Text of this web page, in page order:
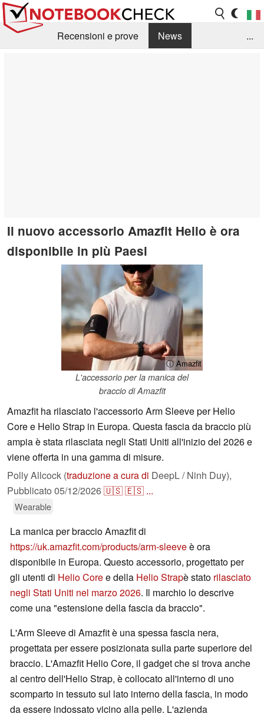
Recensioni e prove
News
...
Il nuovo accessorio Amazfit Helio è ora
disponibile in più Paesi
ⓘ Amazfit
L'accessorio per la manica del
braccio di Amazfit
Amazfit ha rilasciato l'accessorio Arm Sleeve per Helio
Core e Helio Strap in Europa. Questa fascia da braccio più
ampia è stata rilasciata negli Stati Uniti all'inizio del 2026 e
viene offerta in una gamma di misure.
Polly Allcock (traduzione a cura di DeepL / Ninh Duy),
Pubblicato 05/12/2026🇺🇸🇪🇸 ...
Wearable
La manica per braccio Amazfit di
https://uk.amazfit.com/products/arm-sleeveè ora
disponibile in Europa. Questo accessorio, progettato per
gli utenti di Helio Coree della Helio Strapè stato rilasciato
negli Stati Uniti nel marzo 2026. Il marchio lo descrive
come una "estensione della fascia da braccio".
L'Arm Sleeve di Amazfit è una spessa fascia nera,
progettata per essere posizionata sulla parte superiore del
braccio. L'Amazfit Helio Core, il gadget che si trova anche
al centro dell'Helio Strap, è collocato all'interno di uno
scomparto in tessuto sul lato interno della fascia, in modo
da essere indossato vicino alla pelle. L'azienda